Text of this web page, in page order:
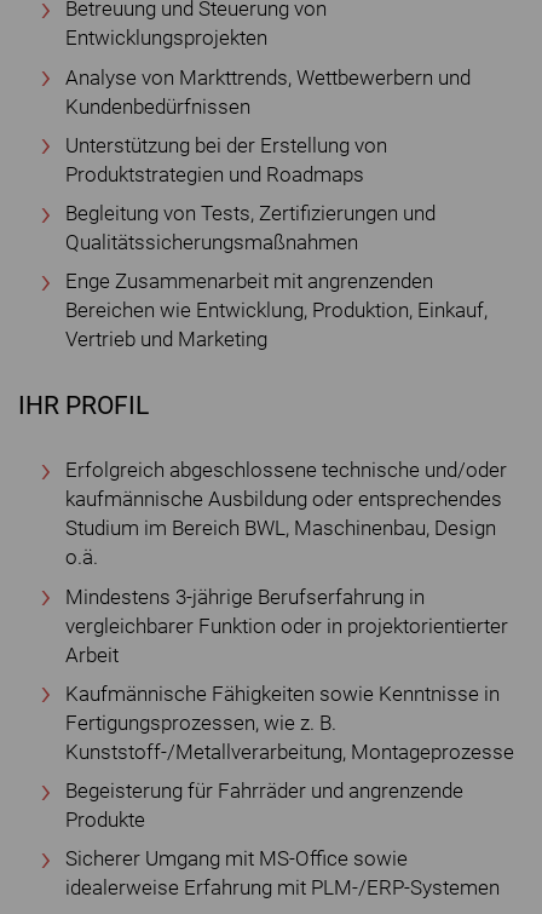
Betreuung und Steuerung von
Entwicklungsprojekten
Analyse von Markttrends, Wettbewerbern und
Kundenbedürfnissen
Unterstützung bei der Erstellung von
Produktstrategien und Roadmaps
Begleitung von Tests, Zertifizierungen und
Qualitätssicherungsmaßnahmen
Enge Zusammenarbeit mit angrenzenden
Bereichen wie Entwicklung, Produktion, Einkauf,
Vertrieb und Marketing
IHR PROFIL
Erfolgreich abgeschlossene technische und/oder
kaufmännische Ausbildung oder entsprechendes
Studium im Bereich BWL, Maschinenbau, Design
o.ä.
Mindestens 3-jährige Berufserfahrung in
vergleichbarer Funktion oder in projektorientierter
Arbeit
Kaufmännische Fähigkeiten sowie Kenntnisse in
Fertigungsprozessen, wie z. B.
Kunststoff-/Metallverarbeitung, Montageprozesse
Begeisterung für Fahrräder und angrenzende
Produkte
Sicherer Umgang mit MS-Office sowie
idealerweise Erfahrung mit PLM-/ERP-Systemen